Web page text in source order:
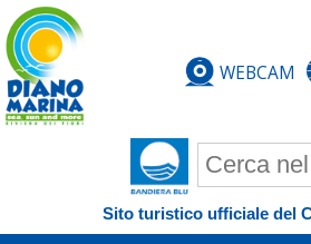
WEBCAM
Form di
Sito turistico ufficiale del